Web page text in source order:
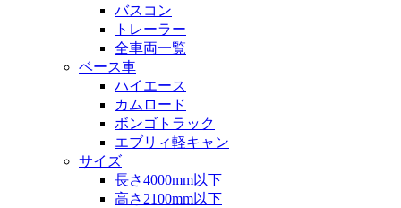
バスコン
トレーラー
全車両一覧
ベース車
ハイエース
カムロード
ボンゴトラック
エブリィ軽キャン
サイズ
長さ4000mm以下
高さ2100mm以下